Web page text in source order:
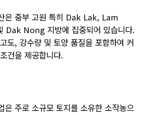
은 중부 고원 특히 Dak Lak, Lam
Nong 지방에 집중되어 있습니다.
도, 강수량 및 토양 품질을 포함하여 커
건을 제공합니다.
은 주로 소규모 토지를 소유한 소작농으